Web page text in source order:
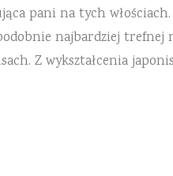
pani na tych
najbardziej trefnej
Z wykształcenia